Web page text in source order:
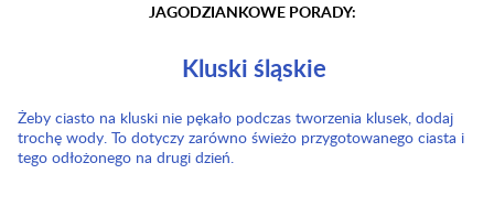
JAGODZIANKOWE PORADY:
Kluski śląskie
Żeby ciasto na kluski nie pękało podczas tworzenia klusek, dodaj
trochę wody. To dotyczy zarówno świeżo przygotowanego ciasta i
tego odłożonego na drugi dzień.